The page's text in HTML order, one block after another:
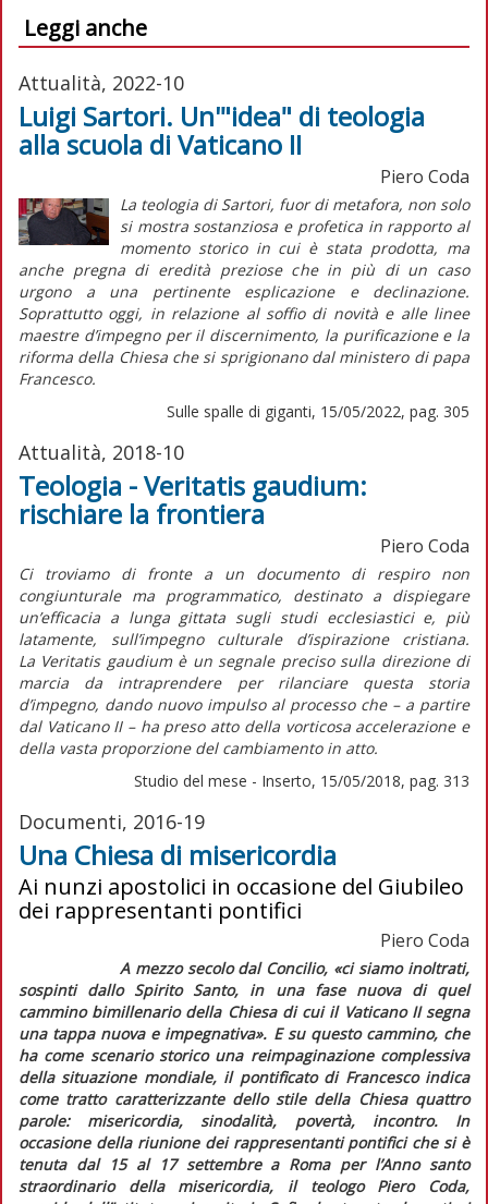
Leggi anche
Attualità, 2022-10
Luigi Sartori. Un'"idea" di teologia
alla scuola di Vaticano II
Piero Coda
La teologia di Sartori, fuor di metafora, non solo
si mostra sostanziosa e profetica in rapporto al
momento storico in cui è stata prodotta, ma
anche pregna di eredità preziose che in più di un caso
urgono a una pertinente esplicazione e declinazione.
Soprattutto oggi, in relazione al soffio di novità e alle linee
maestre d’impegno per il discernimento, la purificazione e la
riforma della Chiesa che si sprigionano dal ministero di papa
Francesco.
Sulle spalle di giganti, 15/05/2022, pag. 305
Attualità, 2018-10
Teologia - Veritatis gaudium:
rischiare la frontiera
Piero Coda
Ci troviamo di fronte a un documento di respiro non
congiunturale ma programmatico, destinato a dispiegare
un’efficacia a lunga gittata sugli studi ecclesiastici e, più
latamente, sull’impegno culturale d’ispirazione cristiana.
La Veritatis gaudiumè un segnale preciso sulla direzione di
marcia da intraprendere per rilanciare questa storia
d’impegno, dando nuovo impulso al processo che – a partire
dal Vaticano II – ha preso atto della vorticosa accelerazione e
della vasta proporzione del cambiamento in atto.
Studio del mese - Inserto, 15/05/2018, pag. 313
Documenti, 2016-19
Una Chiesa di misericordia
Ai nunzi apostolici in occasione del Giubileo
dei rappresentanti pontifici
Piero Coda
A mezzo secolo dal Concilio, «ci siamo inoltrati,
sospinti dallo Spirito Santo, in una fase nuova di quel
cammino bimillenario della Chiesa di cui il Vaticano II segna
una tappa nuova e impegnativa». E su questo cammino, che
ha come scenario storico una reimpaginazione complessiva
della situazione mondiale, il pontificato di Francesco indica
come tratto caratterizzante dello stile della Chiesa quattro
parole: misericordia, sinodalità, povertà, incontro. In
occasione della riunione dei rappresentanti pontifici che si è
tenuta dal 15 al 17 settembre a Roma per l’Anno santo
straordinario della misericordia, il teologo Piero Coda,